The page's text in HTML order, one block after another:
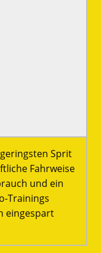
Sprit
Fahrweise
und ein
Trainings
eingespart